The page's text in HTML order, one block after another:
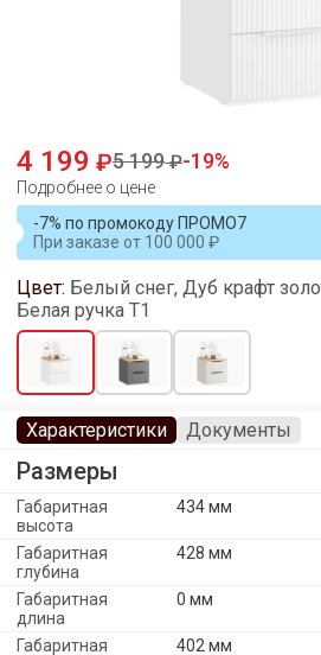
4 199 5 199 19
Подробнее о цене
-7% по промокоду ПРОМО7
При заказе от 100 000
Цвет: Белый снег, Дуб крафт
Белая ручка Т1
Характеристики Документы
Размеры
Габаритная
высота
434 мм
Габаритная
глубина
428 мм
Габаритная
длина
0 мм
Габаритная 402 мм